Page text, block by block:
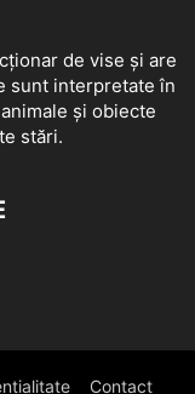
de vise și are
sunt interpretate în
și obiecte
stări.
Contact